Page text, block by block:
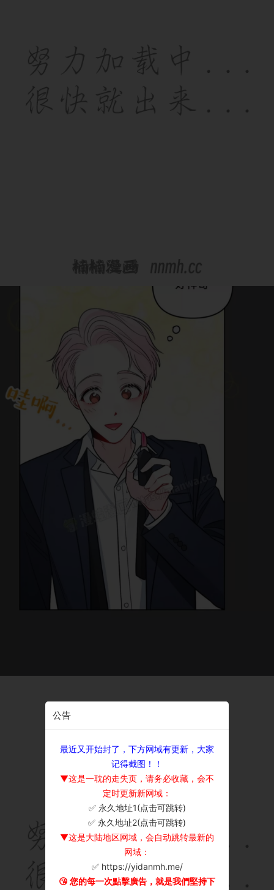
公告
最近又开始封了，下方网域有更新，大家
记得截图！！
▼这是一耽的走失页，请务必收藏，会不
定时更新新网域：
✅ 永久地址1(点击可跳转)
✅ 永久地址2(点击可跳转)
▼这是大陆地区网域，会自动跳转最新的
网域：
✅ https://yidanmh.me/
😘 您的每一次點擊廣告，就是我們堅持下